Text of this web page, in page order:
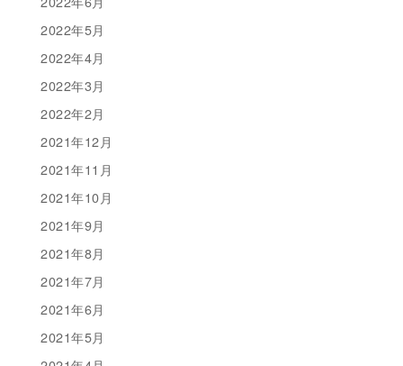
2022年5月
2022年4月
2022年3月
2022年2月
2021年12月
2021年11月
2021年10月
2021年9月
2021年8月
2021年7月
2021年6月
2021年5月